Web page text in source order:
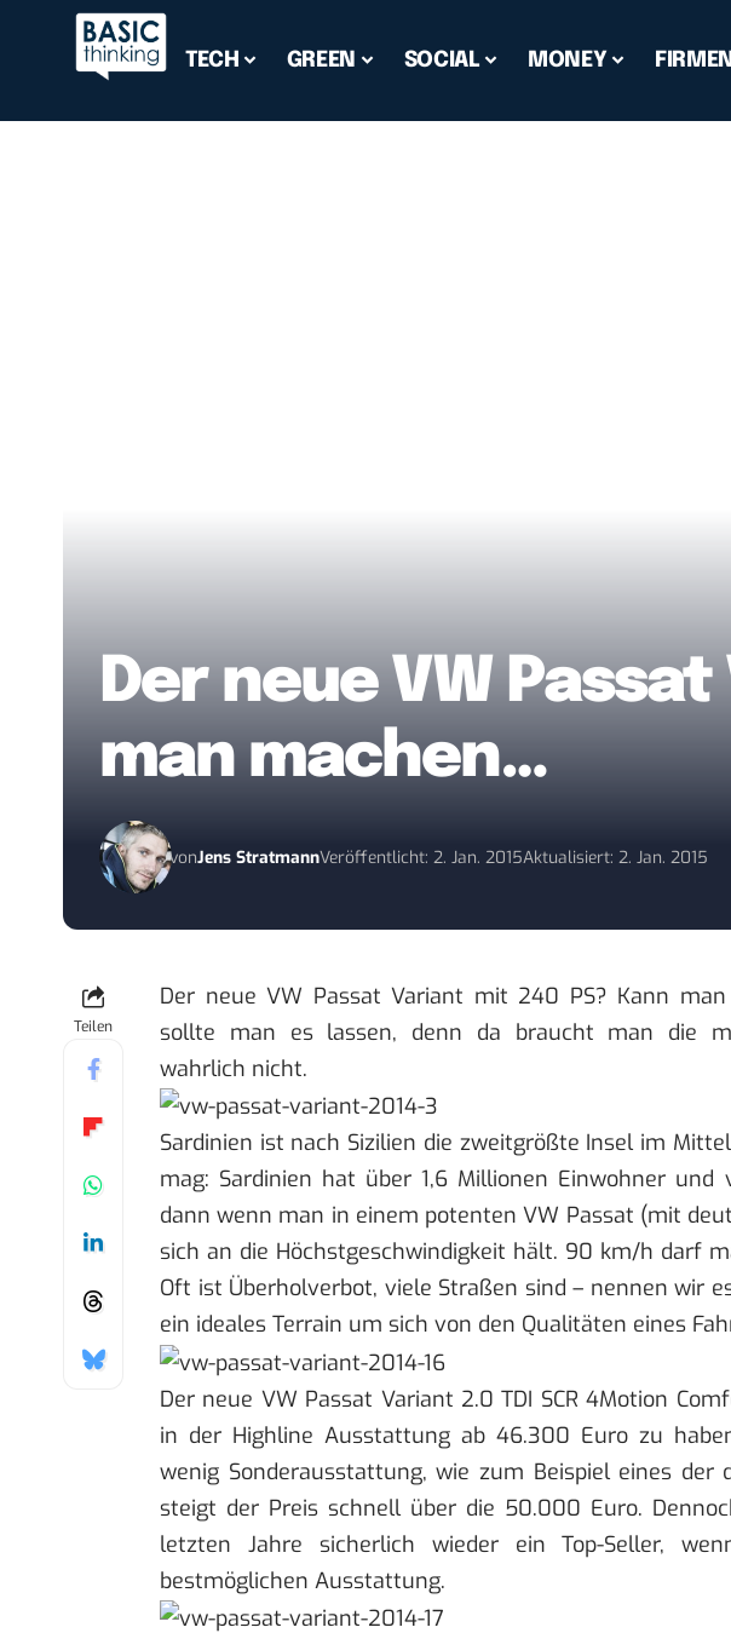
TECH GREEN SOCIAL MONEY FIRMEN
Der neue VW
man machen…
vonJens StratmannVeröffentlicht: 2. Jan. 2015Aktualisiert: 2. Jan. 2015
Teilen
Der neue VW Passat Variant mit 240 PS? Kann
sollte man es lassen, denn da braucht man die
wahrlich nicht.
Sardinien ist nach Sizilien die zweitgrößte Insel im
mag: Sardinien hat über 1,6 Millionen Einwohner und
dann wenn man in einem potenten VW Passat (mit
sich an die Höchstgeschwindigkeit hält. 90 km/h darf
Oft ist Überholverbot, viele Straßen sind – nennen wir
ein ideales Terrain um sich von den Qualitäten eines
Der neue VW Passat Variant 2.0 TDI SCR 4Motion
in der Highline Ausstattung ab 46.300 Euro zu
wenig Sonderausstattung, wie zum Beispiel eines der
steigt der Preis schnell über die 50.000 Euro.
letzten Jahre sicherlich wieder ein Top-Seller,
bestmöglichen Ausstattung.